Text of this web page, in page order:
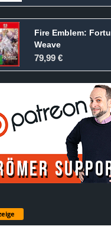
Fire Emblem:
Weave
79,99 €